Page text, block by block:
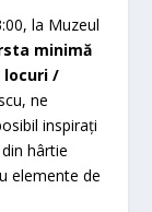
la Muzeul
minimă
locuri /
ne
inspirați
hârtie
elemente de